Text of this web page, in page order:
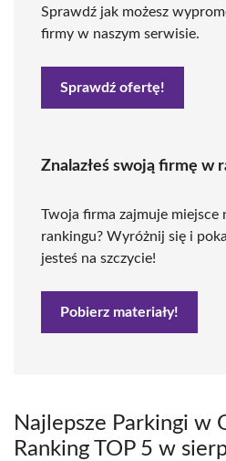
Sprawdź jak możesz
firmy w naszym serwisie.
Sprawdź ofertę!
Znalazłeś swoją firmę w
Twoja firma zajmuje miejsce
rankingu? Wyróżnij się i
jesteś na szczycie!
Pobierz materiały!
Najlepsze Parkingi w
Ranking TOP 5 w